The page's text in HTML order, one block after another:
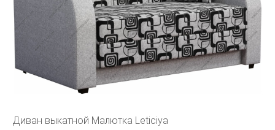
Диван выкатной Малютка Leticiya